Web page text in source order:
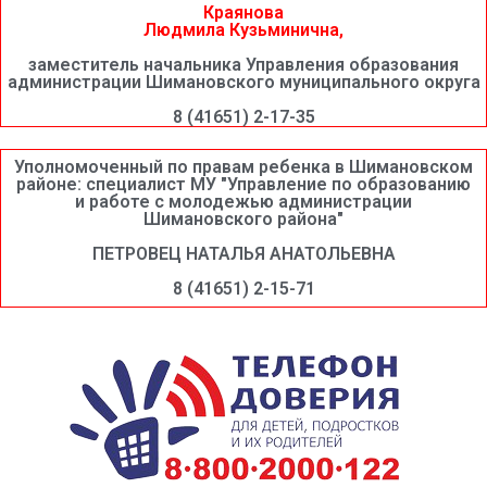
Краянова
Людмила Кузьминична,
заместитель начальника Управления образования
администрации Шимановского муниципального округа
8 (41651) 2-17-35
Уполномоченный по правам ребенка в Шимановском
районе: специалист МУ "Управление по образованию
и работе с молодежью администрации
Шимановского района"
ПЕТРОВЕЦ НАТАЛЬЯ АНАТОЛЬЕВНА
8 (41651) 2-15-71